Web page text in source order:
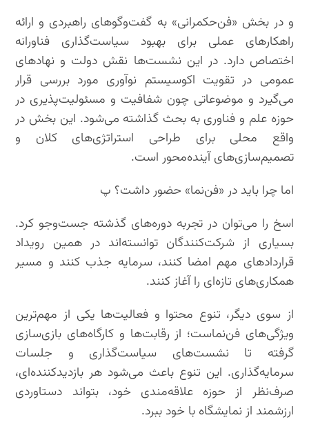
و در بخش «فن‌حکمرانی» به گفت‌وگوهای راهبردی و ارائه
راهکارهای عملی برای بهبود سیاست‌گذاری فناورانه
اختصاص دارد. در این نشست‌ها نقش دولت و نهادهای
عمومی در تقویت اکوسیستم نوآوری مورد بررسی قرار
می‌گیرد و موضوعاتی چون شفافیت و مسئولیت‌پذیری در
حوزه علم و فناوری به بحث گذاشته می‌شود. این بخش در
واقع محلی برای طراحی استراتژی‌های کلان و
تصمیم‌سازی‌های آینده‌محور است.
اما چرا باید در «فن‌نما» حضور داشت؟ پ
اسخ را می‌توان در تجربه دوره‌های گذشته جست‌وجو کرد.
بسیاری از شرکت‌کنندگان توانسته‌اند در همین رویداد
قراردادهای مهم امضا کنند، سرمایه جذب کنند و مسیر
همکاری‌های تازه‌ای را آغاز کنند.
از سوی دیگر، تنوع محتوا و فعالیت‌ها یکی از مهم‌ترین
ویژگی‌های فن‌نماست؛ از رقابت‌ها و کارگاه‌های بازی‌سازی
گرفته تا نشست‌های سیاست‌گذاری و جلسات
سرمایه‌گذاری. این تنوع باعث می‌شود هر بازدیدکننده‌ای،
صرف‌نظر از حوزه علاقه‌مندی خود، بتواند دستاوردی
ارزشمند از نمایشگاه با خود ببرد.